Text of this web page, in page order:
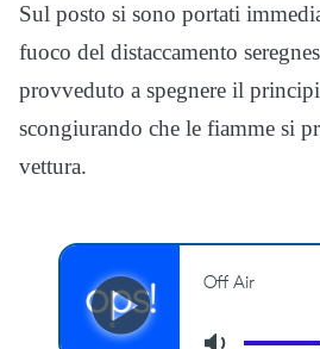
Sul posto si sono portati
fuoco del distaccamento
provveduto a spegnere il
scongiurando che le fiamme si
vettura.